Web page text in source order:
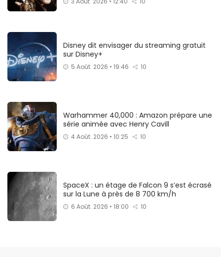
Disney dit envisager du streaming gratuit
sur Disney+
5 Août. 2026 • 19:46 10
Warhammer 40,000 : Amazon prépare une
série animée avec Henry Cavill
4 Août. 2026 • 10:25 10
SpaceX : un étage de Falcon 9 s’est écrasé
sur la Lune à près de 8 700 km/h
6 Août. 2026 • 18:00 10